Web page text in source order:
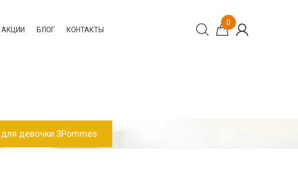
АКЦИИ БЛОГ КОНТАКТЫ
0
девочки 3Pommes